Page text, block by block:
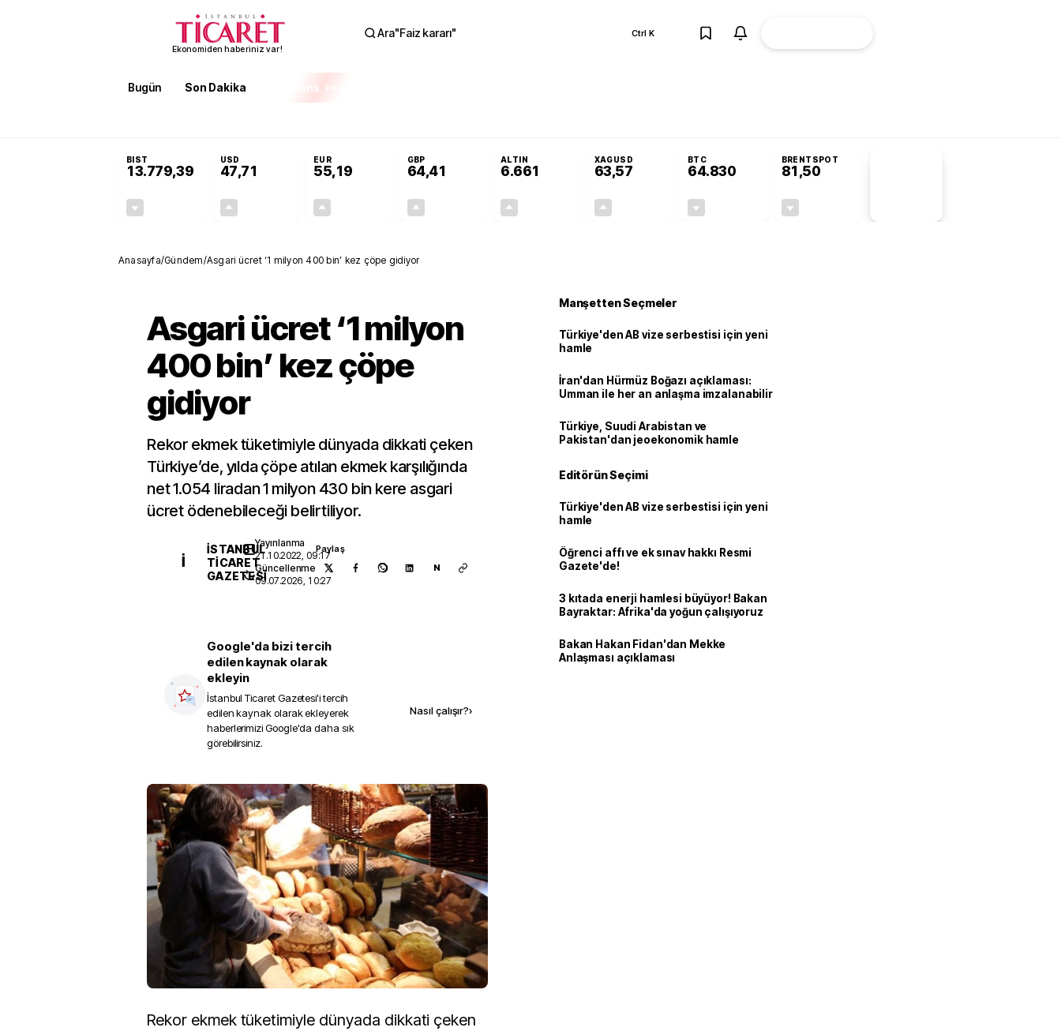
Ekonomiden haberiniz var!
Ara"Faiz kararı" Ctrl K
Bugün Son Dakika Finans EKSTRA
BIST
13.779,39
USD
47,71
EUR
55,19
GBP
64,41
ALTIN
6.661
XAGUSD
63,57
BTC
64.830
BRENTSPOT
81,50
Anasayfa/Gündem/Asgari ücret ‘1 milyon 400 bin’ kez çöpe gidiyor
Asgari ücret ‘1 milyon
400 bin’ kez çöpe
gidiyor
Rekor ekmek tüketimiyle dünyada dikkati çeken
Türkiye’de, yılda çöpe atılan ekmek karşılığında
net 1.054 liradan 1 milyon 430 bin kere asgari
ücret ödenebileceği belirtiliyor.
İ
İSTANBUL
TICARET
GAZETESI
Yayınlanma
21.10.2022, 09:17
Güncellenme
09.07.2026, 10:27
Paylaş
N
Google'da bizi tercih
edilen kaynak olarak
ekleyin
İstanbul Ticaret Gazetesi'i tercih
edilen kaynak olarak ekleyerek
haberlerimizi Google'da daha sık
görebilirsiniz.
Nasıl çalışır?›
Rekor ekmek tüketimiyle dünyada dikkati çeken
Manşetten Seçmeler
Türkiye'den AB vize serbestisi için yeni
hamle
İran'dan Hürmüz Boğazı açıklaması:
Umman ile her an anlaşma imzalanabilir
Türkiye, Suudi Arabistan ve
Pakistan'dan jeoekonomik hamle
Editörün Seçimi
Türkiye'den AB vize serbestisi için yeni
hamle
Öğrenci affı ve ek sınav hakkı Resmi
Gazete'de!
3 kıtada enerji hamlesi büyüyor! Bakan
Bayraktar: Afrika'da yoğun çalışıyoruz
Bakan Hakan Fidan'dan Mekke
Anlaşması açıklaması